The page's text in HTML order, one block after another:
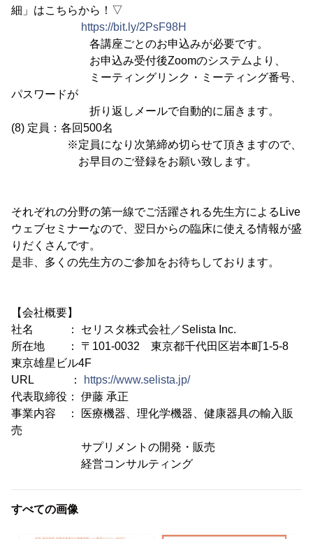
細」はこちらから！▽
https://bit.ly/2PsF98H
各講座ごとのお申込みが必要です。
お申込み受付後Zoomのシステムより、
ミーティングリンク・ミーティング番号、
パスワードが
折り返しメールで自動的に届きます。
(8) 定員：各回500名
※定員になり次第締め切らせて頂きますので、
お早目のご登録をお願い致します。
それぞれの分野の第一線でご活躍される先生方によるLive
ウェブセミナーなので、翌日からの臨床に使える情報が盛
りだくさんです。
是非、多くの先生方のご参加をお待ちしております。
【会社概要】
社名 ： セリスタ株式会社／Selista Inc.
所在地 ： 〒101-0032 東京都千代田区岩本町1-5-8
東京雄星ビル4F
URL ：
https://www.selista.jp/
代表取締役： 伊藤 承正
事業内容 ： 医療機器、理化学機器、健康器具の輸入販
売
サプリメントの開発・販売
経営コンサルティング
すべての画像